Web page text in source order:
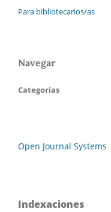
Para bibliotecarios/as
Navegar
Categorías
Open Journal Systems
Indexaciones